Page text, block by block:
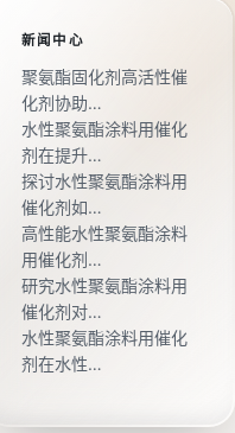
新闻中心
聚氨酯固化剂高活性催
化剂协助…
水性聚氨酯涂料用催化
剂在提升…
探讨水性聚氨酯涂料用
催化剂如…
高性能水性聚氨酯涂料
用催化剂…
研究水性聚氨酯涂料用
催化剂对…
水性聚氨酯涂料用催化
剂在水性…